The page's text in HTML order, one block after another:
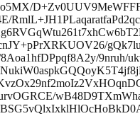
9nruh/